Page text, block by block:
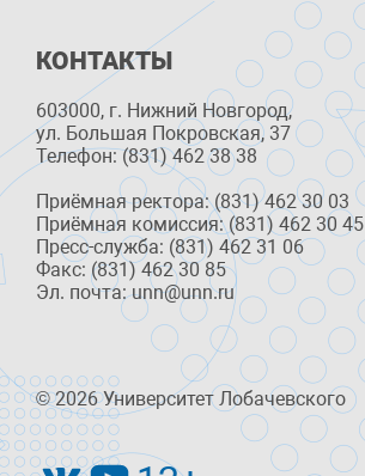
КОНТАКТЫ
603000, г. Нижний Новгород,
ул. Большая Покровская, 37
Телефон: (831) 462 38 38
Приёмная ректора: (831) 462 30 03
Приёмная комиссия: (831) 462 30 45
Пресс-служба: (831) 462 31 06
Факс: (831) 462 30 85
Эл. почта: unn@unn.ru
© 2026 Университет Лобачевского